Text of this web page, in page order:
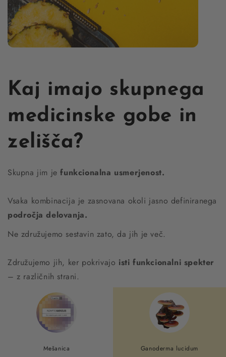
Kaj imajo skupnega
medicinske gobe in
zelišča?
Skupna jim je funkcionalna usmerjenost.
Vsaka kombinacija je zasnovana okoli jasno definiranega
področja delovanja.
Ne združujemo sestavin zato, da jih je več.
Združujemo jih, ker pokrivajo isti funkcionalni spekter
– z različnih strani.
Mešanica Ganoderma lucidum